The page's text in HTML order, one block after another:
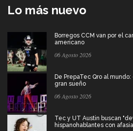
Lo más nuevo
Borregos CCM van por el
americano
06 Agosto 2026
De PrepaTec Qro al
gran sueño
06 Agosto 2026
Tec y UT Austin buscan
hispanohablantes con afasia